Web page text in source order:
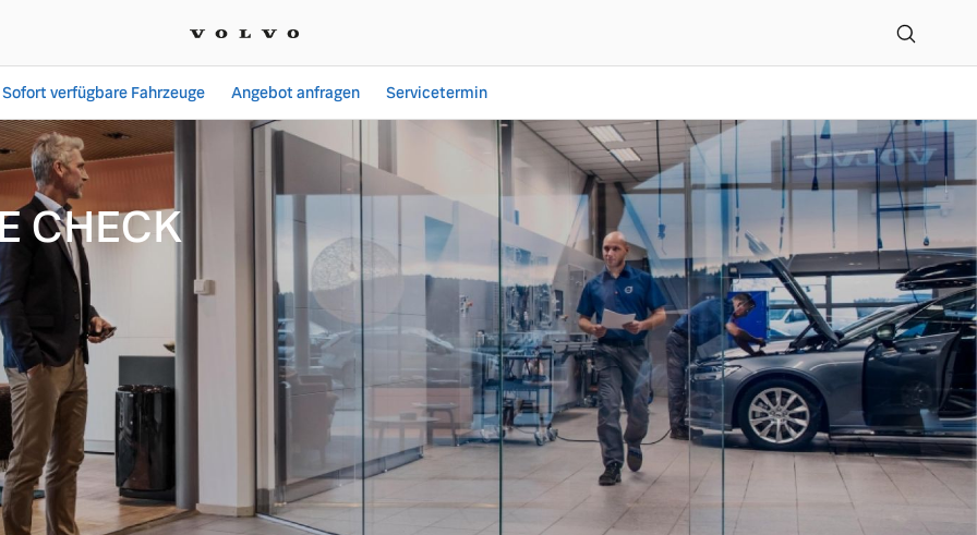
Sofort verfügbare Fahrzeuge Angebot anfragen Servicetermin
CHECK